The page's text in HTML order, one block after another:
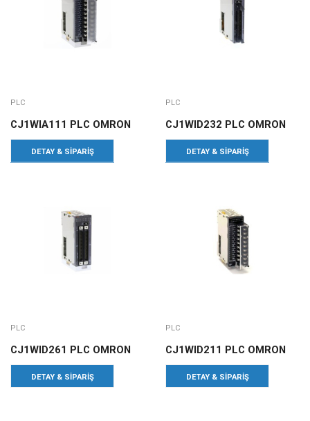
PLC
CJ1WIA111 PLC OMRON
DETAY & SIPARIŞ
PLC
CJ1WID232 PLC OMRON
DETAY & SIPARIŞ
PLC
CJ1WID261 PLC OMRON
DETAY & SIPARIŞ
PLC
CJ1WID211 PLC OMRON
DETAY & SIPARIŞ